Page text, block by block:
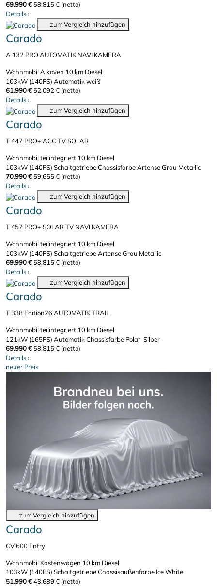
69.990 € 58.815 € (netto)
Details›
zum Vergleich hinzufügen
Carado
A 132 PRO AUTOMATIK NAVI KAMERA
Wohnmobil Alkoven 10 km Diesel
103kW (140PS) Automatikweiß
61.990 € 52.092 € (netto)
Details›
zum Vergleich hinzufügen
Carado
T 447 PRO+ ACC TV SOLAR
Wohnmobil teilintegriert 10 km Diesel
103kW (140PS) SchaltgetriebeChassisfarbe Artense Grau Metallic
70.990 € 59.655 € (netto)
Details›
zum Vergleich hinzufügen
Carado
T 457 PRO+ SOLAR TV NAVI KAMERA
Wohnmobil teilintegriert 10 km Diesel
103kW (140PS) SchaltgetriebeArtense Grau Metallic
69.990 € 58.815 € (netto)
Details›
zum Vergleich hinzufügen
Carado
T 338 Edition26 AUTOMATIK TRAIL
Wohnmobil teilintegriert 10 km Diesel
121kW (165PS) AutomatikChassisfarbe Polar-Silber
69.990 € 58.815 € (netto)
Details›
neuer Preis
zum Vergleich hinzufügen
Carado
CV 600 Entry
Wohnmobil Kastenwagen 10 km Diesel
103kW (140PS) SchaltgetriebeChassisaußenfarbe Ice White
51.990 €43.689 € (netto)